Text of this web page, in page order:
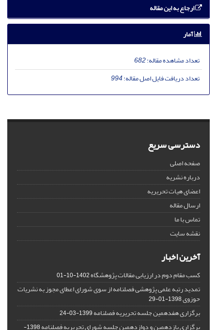
ارجاع به این مقاله
آمار
تعداد مشاهده مقاله:682
تعداد دریافت فایل اصل مقاله:994
دسترسی سریع
صفحه اصلی
درباره نشریه
اعضای هیات تحریریه
ارسال مقاله
تماس با ما
نقشه سایت
آخرین اخبار
کسب مقام دوم در ارزیابی مقالات پژوهشگاه1402-10-01
تمدید رتبه علمی پژوهشی فصلنامه از سوی شورای اعطای مجوز به نشریات
حوزوی1398-01-29
برگزاری هفدهمین جلسه تحریریه فصلنامه1399-03-24
برگزاری یازدهمین و دوازدهمین جلسه شورای تحریریه فصلنامه 1398-